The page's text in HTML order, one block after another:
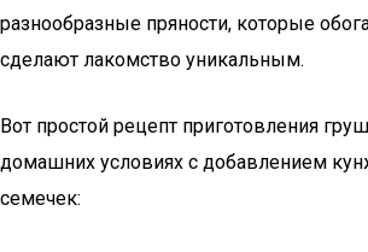
разнообразные пряности, которые
сделают лакомство уникальным.
Вот простой рецепт приготовления
домашних условиях с добавлением
семечек: